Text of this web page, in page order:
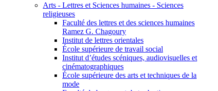
Arts - Lettres et Sciences humaines - Sciences
religieuses
Faculté des lettres et des sciences humaines
Ramez G. Chagoury
Institut de lettres orientales
École supérieure de travail social
Institut d’études scéniques, audiovisuelles et
cinématographiques
École supérieure des arts et techniques de la
mode